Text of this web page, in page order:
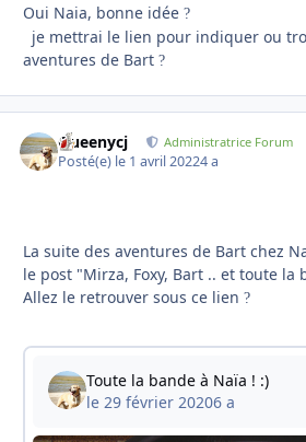
Oui Naia, bonne idée ?
je mettrai le lien pour indiquer ou
aventures de Bart ?
Queenycj Administratrice Forum
Posté(e) le 1 avril 20224 a
La suite des aventures de Bart chez
le post "Mirza, Foxy, Bart .. et toute la
Allez le retrouver sous ce lien ?